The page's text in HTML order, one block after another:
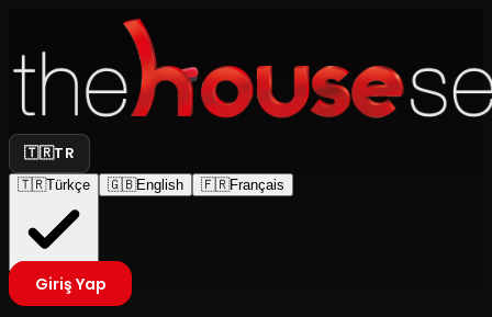
🇹🇷TR
🇹🇷Türkçe 🇬🇧English 🇫🇷Français
Giriş Yap